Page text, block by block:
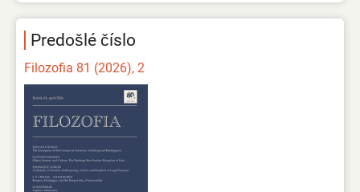
Predošlé číslo
Filozofia 81 (2026), 2